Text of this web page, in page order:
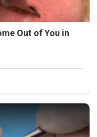
Out of You in